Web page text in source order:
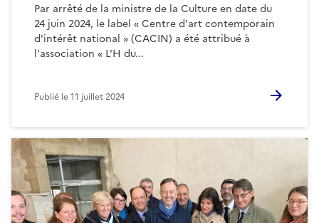
Par arrêté de la ministre de la Culture en date du
24 juin 2024, le label « Centre d'art contemporain
d'intérêt national » (CACIN) a été attribué à
l'association « L'H du...
Publié le11 juillet 2024